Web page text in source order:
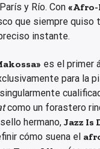
y Río. Con«Afro-
que siempre quiso
instante.
es el primer
para la
como un forastero
hermano,Jazz Is
cómo suena el